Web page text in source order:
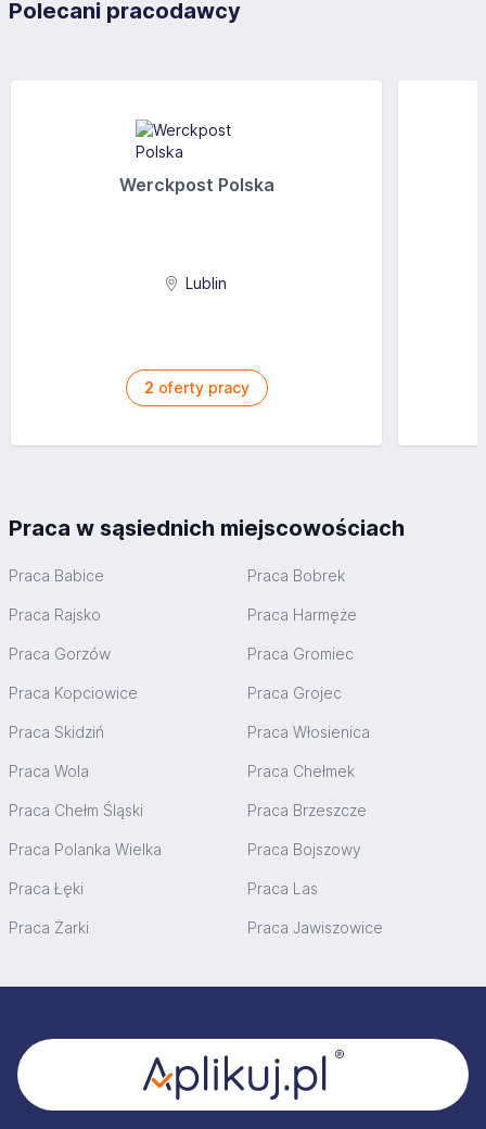
Polecani pracodawcy
Werckpost Polska
Lublin
2 oferty pracy
Praca w sąsiednich miejscowościach
Praca Babice Praca Bobrek
Praca Rajsko Praca Harmęże
Praca Gorzów Praca Gromiec
Praca Kopciowice Praca Grojec
Praca Skidziń Praca Włosienica
Praca Wola Praca Chełmek
Praca Chełm Śląski Praca Brzeszcze
Praca Polanka Wielka Praca Bojszowy
Praca Łęki Praca Las
Praca Żarki Praca Jawiszowice